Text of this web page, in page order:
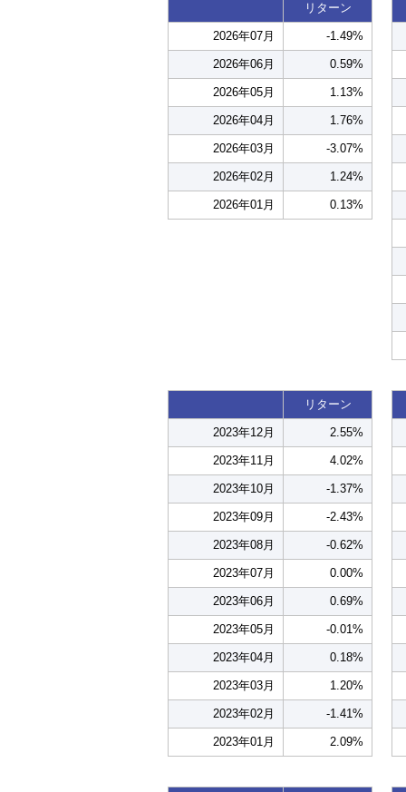
リターン
2026年07月 -1.49%
2026年06月 0.59%
2026年05月 1.13%
2026年04月 1.76%
2026年03月 -3.07%
2026年02月 1.24%
2026年01月 0.13%
リターン
2023年12月 2.55%
2023年11月 4.02%
2023年10月 -1.37%
2023年09月 -2.43%
2023年08月 -0.62%
2023年07月 0.00%
2023年06月 0.69%
2023年05月 -0.01%
2023年04月 0.18%
2023年03月 1.20%
2023年02月 -1.41%
2023年01月 2.09%